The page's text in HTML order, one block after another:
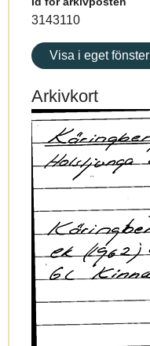
3143110
Visa i eget fönster
Arkivkort